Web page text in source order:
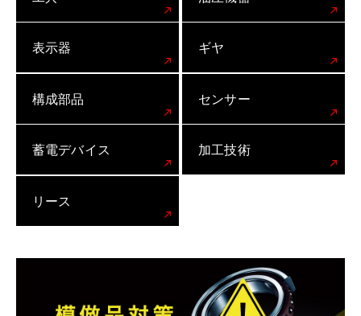
表示器 ギヤ
構成部品 センサー
蓄電デバイス 加工技術
リース